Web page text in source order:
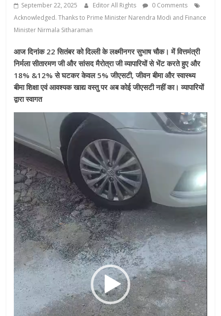
September 22, 2025 Editor All Rights
0 Comments
Acknowledged. Thanks to Prime Minister Narendra Modi and Finance
Minister Nirmala Sitharaman
आज दिनांक 22 सितंबर को दिल्ली के लक्ष्मीनगर सुभाष चौक। में वित्तमंत्री
निर्मला सीतारमण जी और सांसद मैरोत्रा जी व्यापारियों से भेंट करते हुए और
18% &12% से घटकर केवल 5% जीएसटी, जीवन बीमा और स्वास्थ्य
बीमा शिक्षा एवं आवश्यक खाद्य वस्तु पर अब कोई जीएसटी नहीं का। व्यापारियों
द्वारा स्वागत
Player